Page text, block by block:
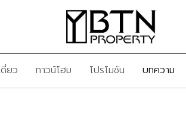
ยว ทาวน์โฮม โปรโมชัน บทความ